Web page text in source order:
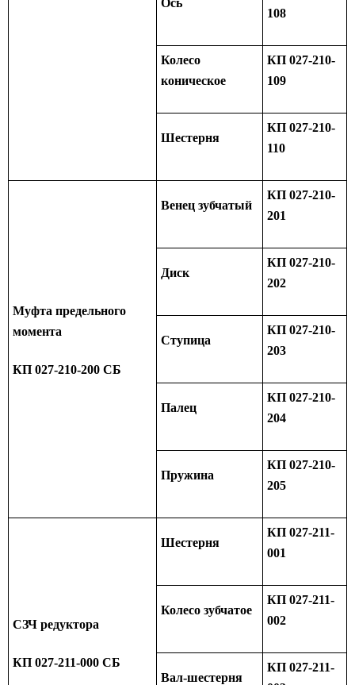
Ось
108
Колесо
коническое
КП 027-210-
109
Шестерня
КП 027-210-
110
Муфта предельного
момента
КП 027-210-200 СБ
Венец зубчатый
КП 027-210-
201
Диск
КП 027-210-
202
Ступица
КП 027-210-
203
Палец
КП 027-210-
204
Пружина
КП 027-210-
205
СЗЧ редуктора
КП 027-211-000 СБ
Шестерня
КП 027-211-
001
Колесо зубчатое
КП 027-211-
002
Вал-шестерня
КП 027-211-